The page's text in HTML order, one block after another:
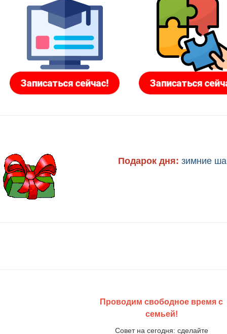
Подарок дня: зимние
Проводим свободное время с
семьей!
Совет на сегодня: сделайте